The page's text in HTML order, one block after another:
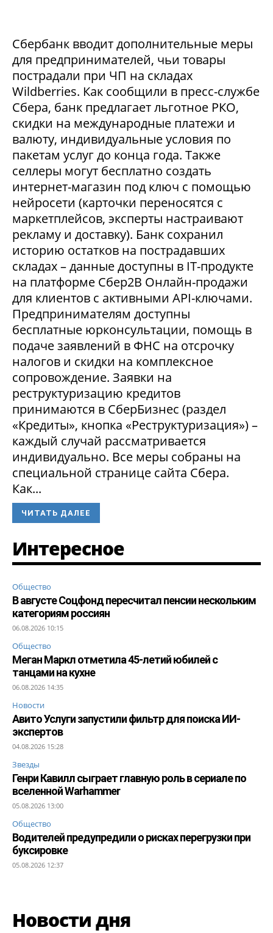
Сбербанк вводит дополнительные меры
для предпринимателей, чьи товары
пострадали при ЧП на складах
Wildberries. Как сообщили в пресс-службе
Сбера, банк предлагает льготное РКО,
скидки на международные платежи и
валюту, индивидуальные условия по
пакетам услуг до конца года. Также
селлеры могут бесплатно создать
интернет-магазин под ключ с помощью
нейросети (карточки переносятся с
маркетплейсов, эксперты настраивают
рекламу и доставку). Банк сохранил
историю остатков на пострадавших
складах – данные доступны в IT-продукте
на платформе Сбер2В Онлайн-продажи
для клиентов с активными API-ключами.
Предпринимателям доступны
бесплатные юрконсультации, помощь в
подаче заявлений в ФНС на отсрочку
налогов и скидки на комплексное
сопровождение. Заявки на
реструктуризацию кредитов
принимаются в СберБизнес (раздел
«Кредиты», кнопка «Реструктуризация») –
каждый случай рассматривается
индивидуально. Все меры собраны на
специальной странице сайта Сбера.
Как...
ЧИТАТЬ ДАЛЕЕ
Интересное
Общество
В августе Соцфонд пересчитал пенсии нескольким
категориям россиян
06.08.2026 10:15
Общество
Меган Маркл отметила 45-летий юбилей с
танцами на кухне
06.08.2026 14:35
Новости
Авито Услуги запустили фильтр для поиска ИИ-
экспертов
04.08.2026 15:28
Звезды
Генри Кавилл сыграет главную роль в сериале по
вселенной Warhammer
05.08.2026 13:00
Общество
Водителей предупредили о рисках перегрузки при
буксировке
05.08.2026 12:37
Новости дня